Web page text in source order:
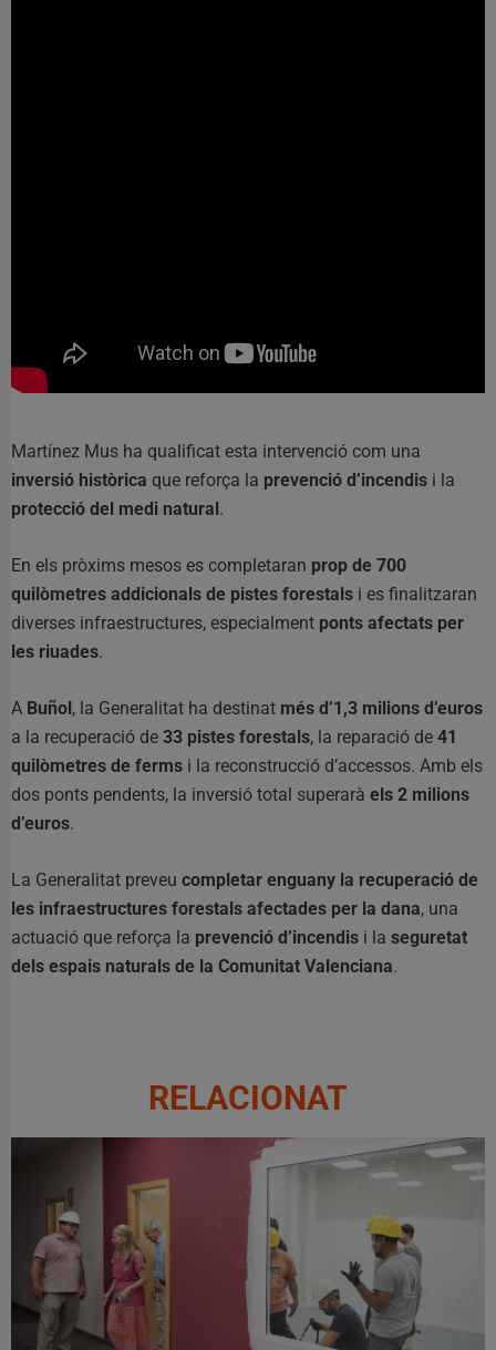
Martínez Mus ha qualificat esta intervenció com una
inversió històrica que reforça la prevenció d’incendis i la
protecció del medi natural.
En els pròxims mesos es completaran prop de 700
quilòmetres addicionals de pistes forestals i es finalitzaran
diverses infraestructures, especialment ponts afectats per
les riuades.
A Buñol, la Generalitat ha destinat més d’1,3 milions d’euros
a la recuperació de 33 pistes forestals, la reparació de 41
quilòmetres de ferms i la reconstrucció d’accessos. Amb els
dos ponts pendents, la inversió total superarà els 2 milions
d’euros.
La Generalitat preveu completar enguany la recuperació de
les infraestructures forestals afectades per la dana, una
actuació que reforça la prevenció d’incendis i la seguretat
dels espais naturals de la Comunitat Valenciana.
RELACIONAT